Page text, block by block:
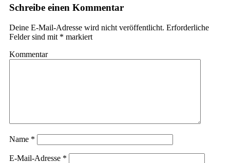
Schreibe einen Kommentar
Deine E-Mail-Adresse wird nicht veröffentlicht. Erforderliche
Felder sind mit * markiert
Kommentar
Name *
E-Mail-Adresse *